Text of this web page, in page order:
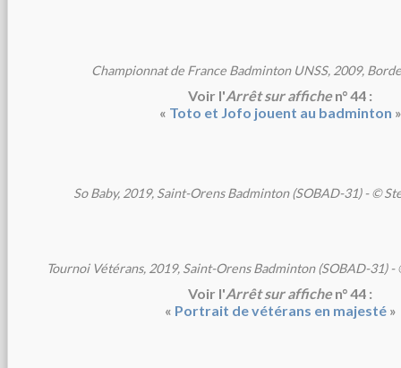
Championnat de France Badminton UNSS, 2009,
Voir l'Arrêt sur affichen° 44 :
« Toto et Jofo jouent au badminton »
So Baby, 2019, Saint-Orens Badminton (SOBAD-31) - ©
Tournoi Vétérans, 2019, Saint-Orens Badminton (SOBAD-31)
Voir l'Arrêt sur affichen° 44 :
« Portrait de vétérans en majesté »